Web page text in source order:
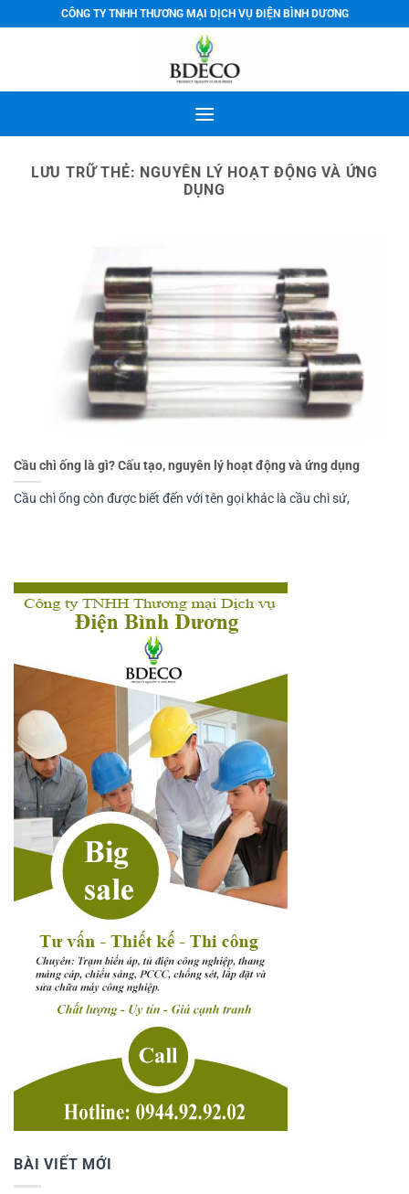
qua
CÔNG TY TNHH THƯƠNG MẠI DỊCH VỤ ĐIỆN BÌNH DƯƠNG
LƯU TRỮ THẺ: NGUYÊN LÝ HOẠT ĐỘNG VÀ ỨNG
DỤNG
BÀI VIẾT MỚI
Cầu chì ống là gì? Cấu tạo, nguyên lý hoạt động và ứng dụng
Cầu chì ống còn được biết đến với tên gọi khác là cầu chì sứ,